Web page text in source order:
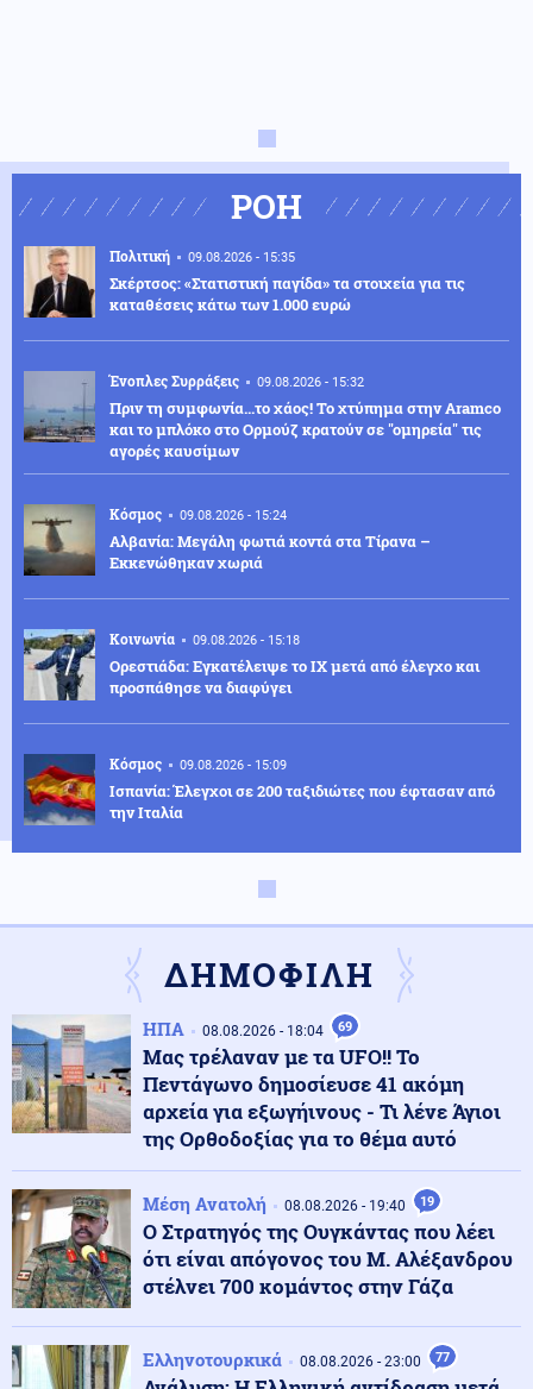
ΡΟΗ
Πολιτική 09.08.2026 - 15:35
Σκέρτσος: «Στατιστική παγίδα» τα στοιχεία για τις
καταθέσεις κάτω των 1.000 ευρώ
Ένοπλες Συρράξεις 09.08.2026 - 15:32
Πριν τη συμφωνία...το χάος! Το χτύπημα στην Aramco
και το μπλόκο στο Ορμούζ κρατούν σε "ομηρεία" τις
αγορές καυσίμων
Κόσμος 09.08.2026 - 15:24
Αλβανία: Μεγάλη φωτιά κοντά στα Τίρανα –
Εκκενώθηκαν χωριά
Κοινωνία 09.08.2026 - 15:18
Ορεστιάδα: Εγκατέλειψε το ΙΧ μετά από έλεγχο και
προσπάθησε να διαφύγει
Κόσμος 09.08.2026 - 15:09
Ισπανία: Έλεγχοι σε 200 ταξιδιώτες που έφτασαν από
την Ιταλία
Κοινωνία
Σκιάθος: 15χρονος κατήγγειλε 17χρονο για σεξουαλική
κακοποίηση
Πολιτική 09.08.2026 - 14:35
Κοντογεώργης: «Η φετινή ΔΕΘ είναι προεκλογική, όχι
παροχολογική»
Κόσμος 09.08.2026 - 14:26
Σίδνεϊ: Παραλίγο σύγκρουση δύο αεροπλάνων σε
διάδρομο αεροδρομίου (βίντεο)
ΔΗΜΟΦΙΛΗ
ΗΠΑ 08.08.2026 - 18:04 69
Μας τρέλαναν με τα UFO!! Το
Πεντάγωνο δημοσίευσε 41 ακόμη
αρχεία για εξωγήινους - Τι λένε Άγιοι
της Ορθοδοξίας για το θέμα αυτό
Μέση Ανατολή 08.08.2026 - 19:40 19
Ο Στρατηγός της Ουγκάντας που λέει
ότι είναι απόγονος του Μ. Αλέξανδρου
στέλνει 700 κομάντος στην Γάζα
Ελληνοτουρκικά 08.08.2026 - 23:00 77